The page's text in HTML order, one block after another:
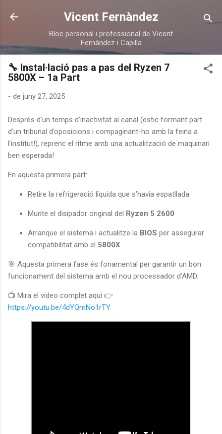
Salta al contingut principal
Vicent Fernàndez
Bloc personal i professional de Vicent
Fernàndez i Capilla
🔧 Instal·lació pas a pas del Ryzen 7
5800X – 1a Part
- de juny 27, 2025
Després d’un temps d’inactivitat al canal (estic formant part
d’un tribunal d’oposicions i compaginant-ho amb la feina a
l’institut!), reprenc el ritme amb una actualització de maquinari
ben esperada!
En aquesta primera part:
Retire la refrigeració líquida que s’havia espatllada
Munte el disipador original del Ryzen 5 2600
Arranque el sistema i actualitze la BIOS per assegurar
compatibilitat amb el 5800X
🎯 Aquesta primera fase és fonamental per garantir un bon
funcionament del sistema amb el nou processador d’AMD.
📺 Mira el vídeo complet aquí 👉
https://youtu.be/4dYQmNo1rTY